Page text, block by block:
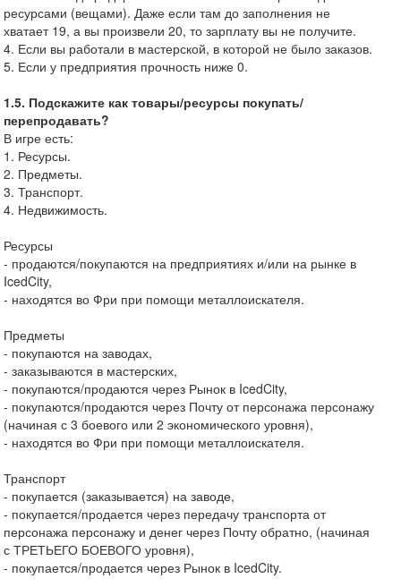
ресурсами (вещами). Даже если там до заполнения не
хватает 19, а вы произвели 20, то зарплату вы не получите.
4. Если вы работали в мастерской, в которой не было заказов.
5. Если у предприятия прочность ниже 0.
1.5. Подскажите как товары/ресурсы покупать/
перепродавать?
В игре есть:
1. Ресурсы.
2. Предметы.
3. Транспорт.
4. Недвижимость.
Ресурсы
- продаются/покупаются на предприятиях и/или на рынке в
IcedCity,
- находятся во Фри при помощи металлоискателя.
Предметы
- покупаются на заводах,
- заказываются в мастерских,
- покупаются/продаются через Рынок в IcedCity,
- покупаются/продаются через Почту от персонажа персонажу
(начиная с 3 боевого или 2 экономического уровня),
- находятся во Фри при помощи металлоискателя.
Транспорт
- покупается (заказывается) на заводе,
- покупается/продается через передачу транспорта от
персонажа персонажу и денег через Почту обратно, (начиная
с ТРЕТЬЕГО БОЕВОГО уровня),
- покупается/продается через Рынок в IcedCity.